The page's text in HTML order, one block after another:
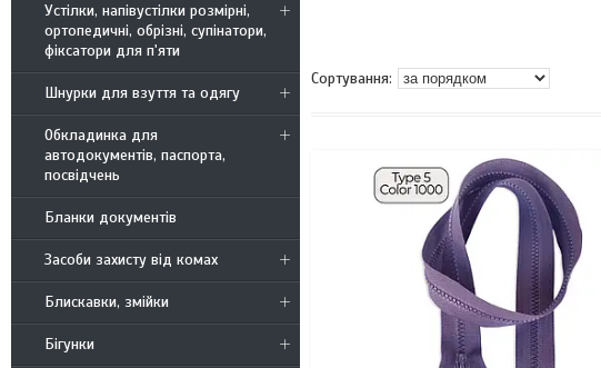
Устілки, напівустілки розмірні,
ортопедичні, обрізні, супінатори,
фіксатори для п'яти
Шнурки для взуття та одягу
Обкладинка для
автодокументів, паспорта,
посвідчень
Бланки документів
Засоби захисту від комах
Блискавки, змійки
Бігунки